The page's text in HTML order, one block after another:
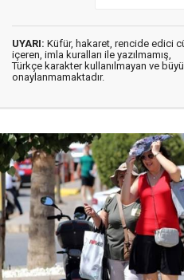
UYARI: Küfür, hakaret, rencide edici
içeren, imla kuralları ile yazılmamış,
Türkçe karakter kullanılmayan ve
onaylanmamaktadır.